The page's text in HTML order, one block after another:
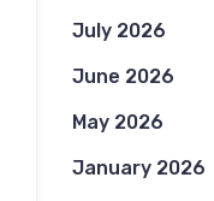
July 2026
June 2026
May 2026
January 2026